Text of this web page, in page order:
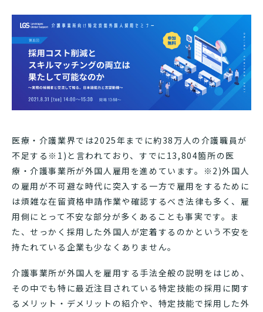
医療・介護業界では2025年までに約38万人の介護職員が
不足する※1)と言われており、すでに13,804箇所の医
療・介護事業所が外国人雇用を進めています。※2)外国人
の雇用が不可避な時代に突入する一方で雇用をするために
は煩雑な在留資格申請作業や確認するべき法律も多く、雇
用側にとって不安な部分が多くあることも事実です。ま
た、せっかく採用した外国人が定着するのかという不安を
持たれている企業も少なくありません。
介護事業所が外国人を雇用する手法全般の説明をはじめ、
その中でも特に最近注目されている特定技能の採用に関す
るメリット・デメリットの紹介や、特定技能で採用した外